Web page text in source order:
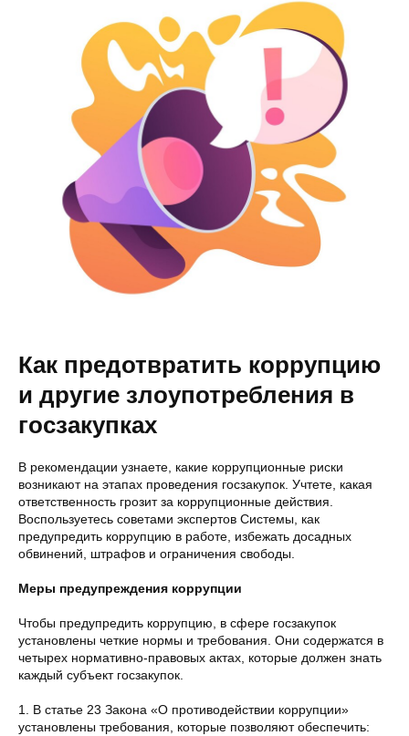
Как предотвратить коррупцию
и другие злоупотребления в
госзакупках
В рекомендации узнаете, какие коррупционные риски
возникают на этапах проведения госзакупок. Учтете, какая
ответственность грозит за коррупционные действия.
Воспользуетесь советами экспертов Системы, как
предупредить коррупцию в работе, избежать досадных
обвинений, штрафов и ограничения свободы.
Меры предупреждения коррупции
Чтобы предупредить коррупцию, в сфере госзакупок
установлены четкие нормы и требования. Они содержатся в
четырех нормативно-правовых актах, которые должен знать
каждый субъект госзакупок.
1. В статье 23 Закона «О противодействии коррупции»
установлены требования, которые позволяют обеспечить: